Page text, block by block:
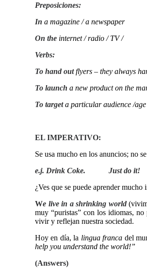
Preposiciones:
In a magazine / a newspaper
On the internet / radio / TV /
Verbs:
To hand outflyers – they always
To launch a new product on the
To targeta particular audience /
EL IMPERATIVO:
Se usa mucho en los anuncios; no
e.j. Drink Coke. Just do it!
¿Ves que se puede aprender
We live in a shrinking world
muy “puristas” con los idiomas, no
vivir y reflejan nuestra sociedad.
Hoy en día, la lingua franca del
help you understand the world!”
(Answers)